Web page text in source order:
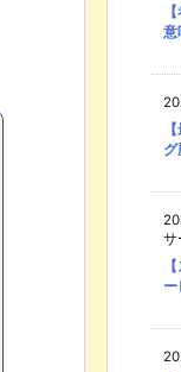
意
グ
サ